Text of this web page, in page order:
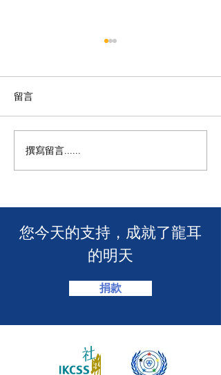
🧯 【推動資訊無障礙！龍
耳為葵盛西邨消防安全簡
留言
撰寫留言......
​您今天的支持，成就了龍耳
的明天
捐款